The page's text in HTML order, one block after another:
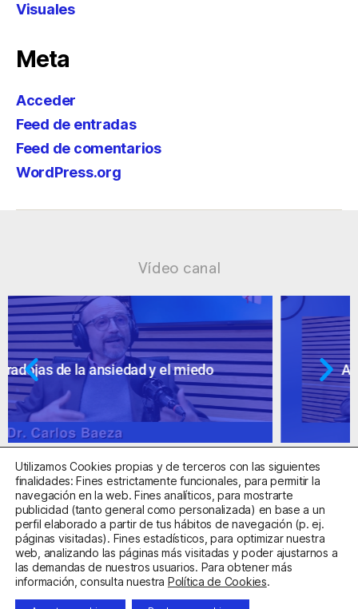
Visuales
Meta
Acceder
Feed de entradas
Feed de comentarios
WordPress.org
Vídeo canal
Ansiedad: supuestos cuestionables
Centro Sanitario Autorizado con el código E08737002
Aviso LegalPolítica de PrivacidadPolítica de Cookies
Utilizamos Cookies propias y de terceros con las siguientes
finalidades: Fines estrictamente funcionales, para permitir la
navegación en la web. Fines analíticos, para mostrarte
publicidad (tanto general como personalizada) en base a un
perfil elaborado a partir de tus hábitos de navegación (p. ej.
páginas visitadas). Fines estadísticos, para optimizar nuestra
web, analizando las páginas más visitadas y poder ajustarnos a
las demandas de nuestros usuarios. Para obtener más
información, consulta nuestra Política de Cookies.